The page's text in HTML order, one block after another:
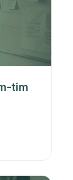
tim